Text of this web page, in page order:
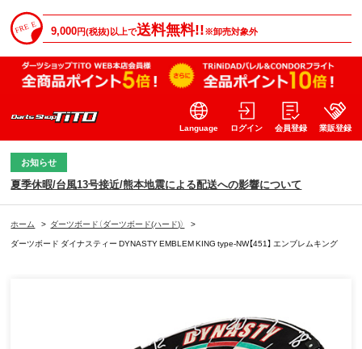
9,000円(税抜)以上で送料無料!!※卸売対象外
Language ログイン 会員登録 業販登録
お知らせ
夏季休暇/台風13号接近/熊本地震による配送への影響について
ホーム > ダーツボード（ダーツボード(ハード)）
>
ダーツボード ダイナスティー DYNASTY EMBLEM KING type-NW【451】 エンブレムキング